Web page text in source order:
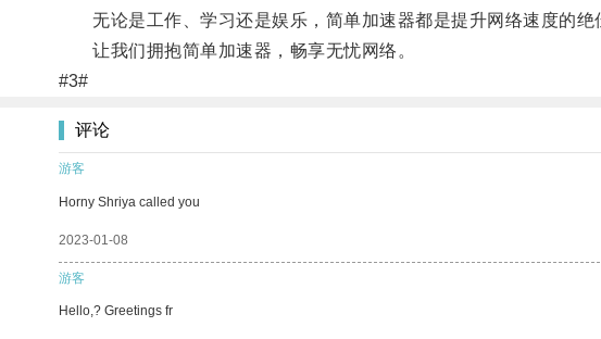
无论是工作、学习还是娱乐，简单加速器都是提升网络速度的绝
让我们拥抱简单加速器，畅享无忧网络。
#3#
评论
游客
Horny Shriya called you
2023-01-08
游客
Hello,? Greetings fr